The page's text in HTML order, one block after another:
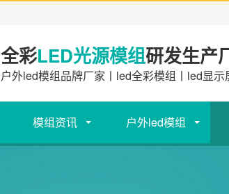
全彩LED光源模组研发生产
户外led模组品牌厂家丨led全彩模组丨led显示
模组资讯 户外led模组